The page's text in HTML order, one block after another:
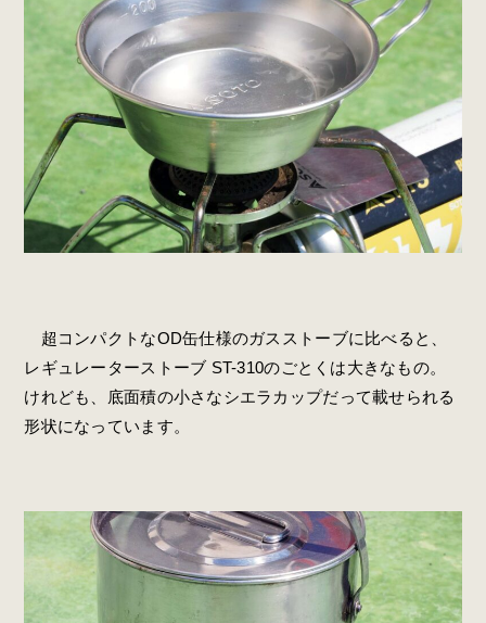
超コンパクトなOD缶仕様のガスストーブに比べると、
レギュレーターストーブ ST-310のごとくは大きなもの。
けれども、底面積の小さなシエラカップだって載せられる
形状になっています。